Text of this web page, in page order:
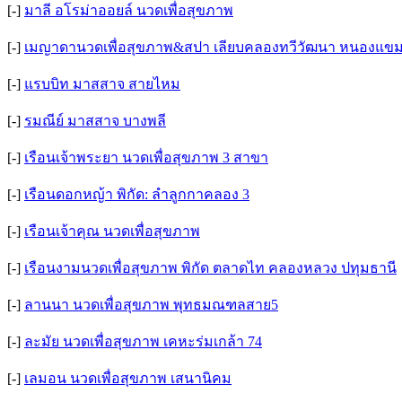
[-] มาลี อโรม่าออยล์ นวดเพื่อสุขภาพ
[-] เมญาดานวดเพื่อสุขภาพ&สปา เลียบคลองทวีวัฒนา หนองแข
[-] แรบบิท มาสสาจ สายไหม
[-] รมณีย์ มาสสาจ บางพลี
[-] เรือนเจ้าพระยา นวดเพื่อสุขภาพ 3 สาขา
[-] เรือนดอกหญ้า พิกัด: ลำลูกกาคลอง 3
[-] เรือนเจ้าคุณ นวดเพื่อสุขภาพ
[-] เรือนงามนวดเพื่อสุขภาพ พิกัด ตลาดไท คลองหลวง ปทุมธานี
[-] ลานนา นวดเพื่อสุขภาพ พุทธมณฑลสาย5
[-] ละมัย นวดเพื่อสุขภาพ เคหะร่มเกล้า 74
[-] เลมอน นวดเพื่อสุขภาพ เสนานิคม